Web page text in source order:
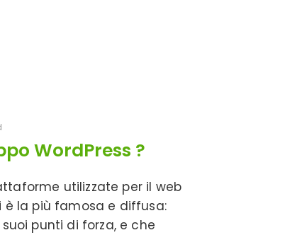
WordPress ?
utilizzate per il web
la più famosa e diffusa:
punti di forza, e che